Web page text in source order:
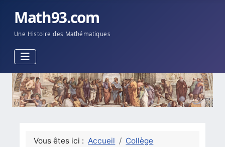
Math93.com
Une Histoire des Mathématiques
Vous êtes ici : Accueil
Collège